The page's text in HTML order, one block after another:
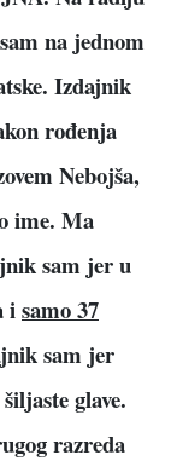
na jednom
Izdajnik
rođenja
Nebojša,
ime. Ma
sam jer u
isamo 37
sam jer
glave.
razreda